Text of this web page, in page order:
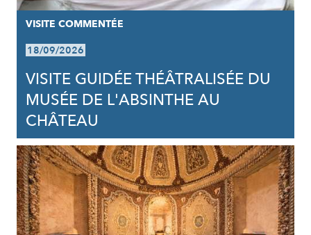
VISITE COMMENTÉE
18/09/2026
VISITE GUIDÉE THÉÂTRALISÉE DU
MUSÉE DE L'ABSINTHE AU
CHÂTEAU